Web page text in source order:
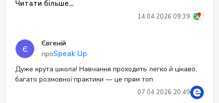
14.04.2026 09:39
знову, або купуй додатковий час.
Тобто всі попередні домовленості просто “обнулились”?
відсутність відповідальності за свої слова. Компанія
користується тим, що клієнт опинився у форс-мажорних
обставинах, і тепер намагається заробити вдруге на тій
самій ситуації.
Жодної поваги до клієнта. Жодної лояльності. Жодного
бажання вирішити питання по-людськи.
Читати більше...
Є
Євгеній
проSpeak Up
07.04.2026 20:49
Дуже крута школа! Навчання проходить легко й цікаво,
багато розмовної практики — це прям топ